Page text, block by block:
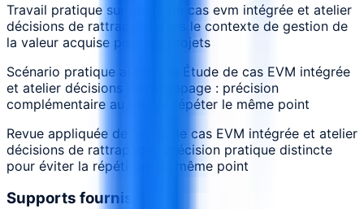
Travail pratique sur étude de cas evm intégrée et atelier
décisions de rattrapage dans le contexte de gestion de
la valeur acquise pour les projets
Scénario pratique autour de Étude de cas EVM intégrée
et atelier décisions de rattrapage : précision
complémentaire au lieu de répéter le même point
Revue appliquée de Étude de cas EVM intégrée et atelier
décisions de rattrapage : précision pratique distincte
pour éviter la répétition du même point
Supports fournis